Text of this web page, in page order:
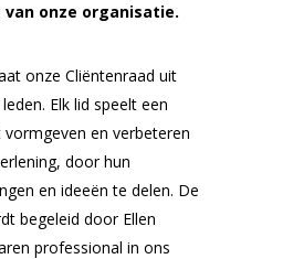
onze organisatie.
onze Cliëntenraad uit
Elk lid speelt een
en verbeteren
door hun
en ideeën te delen. De
begeleid door Ellen
professional in ons